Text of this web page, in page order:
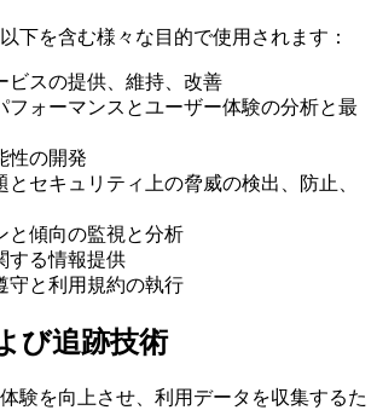
下を含む様々な目的で使用されます：
ビスの提供、維持、改善
フォーマンスとユーザー体験の分析と最
性の開発
とセキュリティ上の脅威の検出、防止、
と傾向の監視と分析
する情報提供
守と利用規約の執行
び追跡技術
験を向上させ、利用データを収集するた